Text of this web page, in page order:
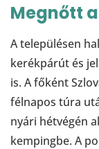
Megnőtt
A településen
kerékpárút és
is. A főként
félnapos túra
nyári hétvégén
kempingbe. A